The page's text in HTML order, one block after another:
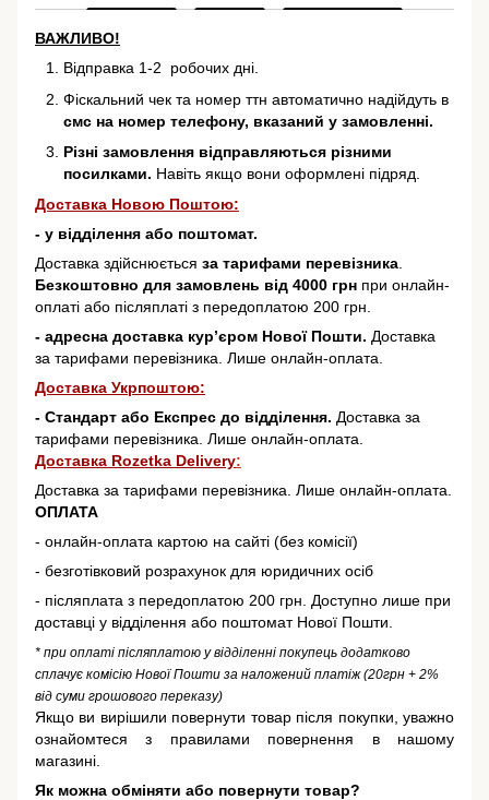
ВАЖЛИВО!
Відправка 1-2 робочих дні.
Фіскальний чек та номер ттн автоматично надійдуть в
смс на номер телефону, вказаний у замовленні.
Різні замовлення відправляються різними
посилками. Навіть якщо вони оформлені підряд.
Доставка Новою Поштою:
- у відділення або поштомат.
Доставка здійснюється за тарифами перевізника.
Безкоштовно для замовлень від 4000 грн при онлайн-
оплаті або післяплаті з передоплатою 200 грн.
- адресна доставка кур’єром Нової Пошти. Доставка
за тарифами перевізника. Лише онлайн-оплата.
Доставка Укрпоштою:
- Стандарт або Експрес до відділення. Доставка за
тарифами перевізника. Лише онлайн-оплата.
Доставка Rozetka Delivery:
Доставка за тарифами перевізника. Лише онлайн-оплата.
ОПЛАТА
- онлайн-оплата картою на сайті (без комісії)
- безготівковий розрахунок для юридичних осіб
- післяплата з передоплатою 200 грн. Доступно лише при
доставці у відділення або поштомат Нової Пошти.
* при оплаті післяплатою у відділенні покупець додатково
сплачує комісію Нової Пошти за наложений платіж (20грн + 2%
від суми грошового переказу)
Якщо ви вирішили повернути товар після покупки, уважно
ознайомтеся з правилами повернення в нашому
магазині.
Як можна обміняти або повернути товар?